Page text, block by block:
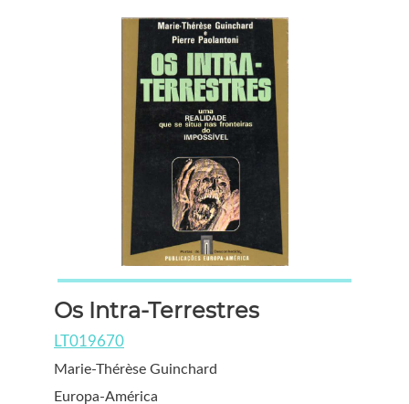
Os Intra-Terrestres
LT019670
Marie-Thérèse Guinchard
Europa-América